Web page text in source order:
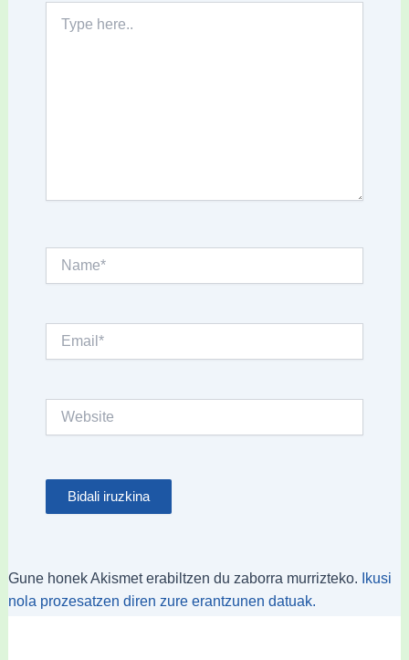
here..
Gune honek Akismet erabiltzen du zaborra murrizteko.
Ikusi
nola prozesatzen diren zure erantzunen datuak.